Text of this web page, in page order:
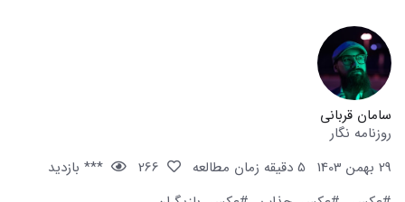
سامان قربانی
روزنامه نگار
29 بهمن 1403
5 دقیقه زمان مطالعه
*** بازدید